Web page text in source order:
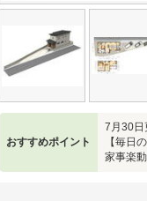
おすすめポイント
7月30日
【毎日
家事楽